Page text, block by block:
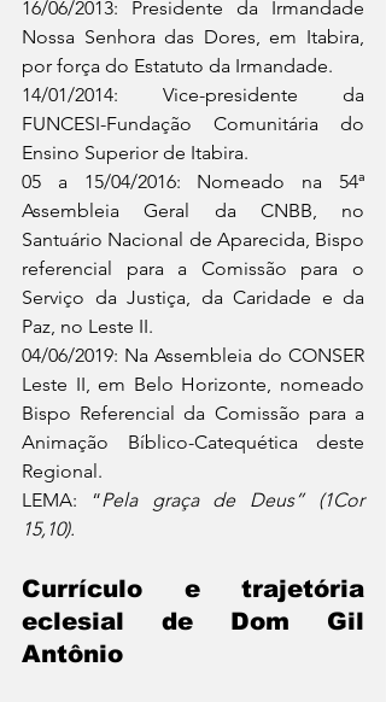
16/06/2013: Presidente da Irmandade
Nossa Senhora das Dores, em Itabira,
por força do Estatuto da Irmandade.
14/01/2014: Vice-presidente da
FUNCESI-Fundação Comunitária do
Ensino Superior de Itabira.
05 a 15/04/2016: Nomeado na 54ª
Assembleia Geral da CNBB, no
Santuário Nacional de Aparecida, Bispo
referencial para a Comissão para o
Serviço da Justiça, da Caridade e da
Paz, no Leste II.
04/06/2019: Na Assembleia do CONSER
Leste II, em Belo Horizonte, nomeado
Bispo Referencial da Comissão para a
Animação Bíblico-Catequética deste
Regional.
LEMA: “Pela graça de Deus” (1Cor
15,10).
Currículo e trajetória
eclesial de Dom Gil
Antônio